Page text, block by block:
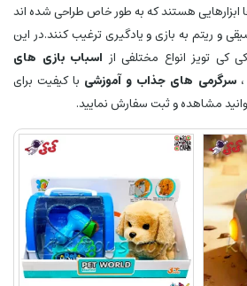
ابزارهایی هستند که به طور خاص طراحی شده اند
و ریتم به بازی و یادگیری ترغیب کنند.در این
کی تویز انواع مختلفی از اسباب بازی های
،سرگرمی های جذاب و آموزشی با کیفیت برای
مشاهده و ثبت سفارش نمایید.